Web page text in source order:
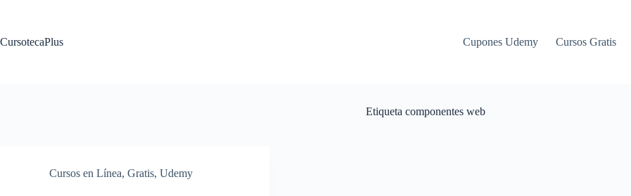
CursotecaPlus
Cupones Udemy Cursos Gratis
Etiqueta componentes web
Cursos en Línea, Gratis, Udemy